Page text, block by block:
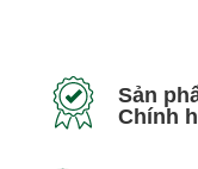
Sản
Chính